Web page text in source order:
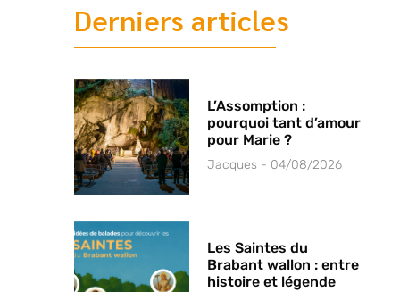
Derniers articles
L’Assomption :
pourquoi tant d’amour
pour Marie ?
Jacques 04/08/2026
Les Saintes du
Brabant wallon : entre
histoire et légende